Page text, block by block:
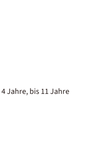
Jahre, bis 11 Jahre